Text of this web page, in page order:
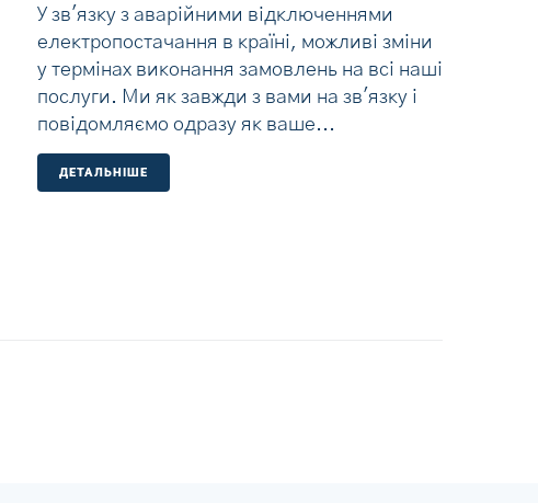
У зв'язку з аварійними відключеннями
електропостачання в країні, можливі зміни
у термінах виконання замовлень на всі наші
послуги. Ми як завжди з вами на зв'язку і
повідомляємо одразу як ваше...
ДЕТАЛЬНIШЕ